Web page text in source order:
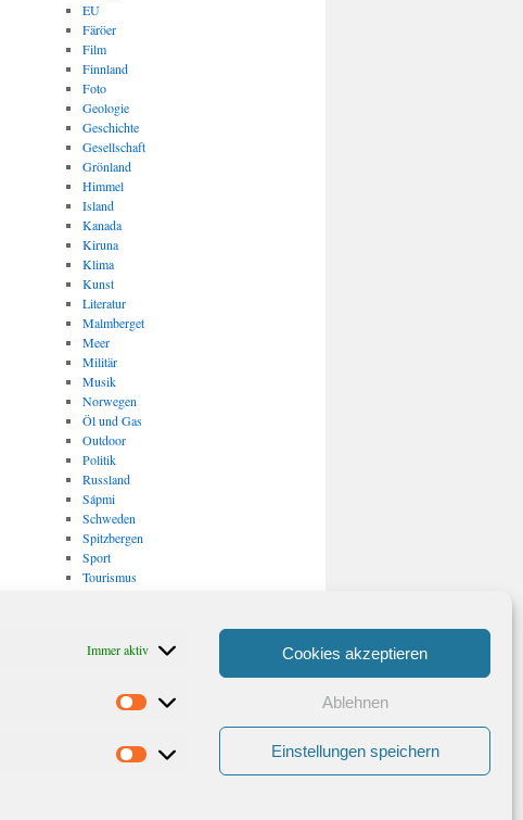
Immer aktiv
Statistiken
Marketing
Cookies akzeptieren
Ablehnen
Einstellungen speichern
EU
Färöer
Film
Finnland
Foto
Geologie
Geschichte
Gesellschaft
Grönland
Himmel
Island
Kanada
Kiruna
Klima
Kunst
Literatur
Malmberget
Meer
Militär
Musik
Norwegen
Öl und Gas
Outdoor
Politik
Russland
Sápmi
Schweden
Spitzbergen
Sport
Tourismus
Vulkanismus/ Erdbeben